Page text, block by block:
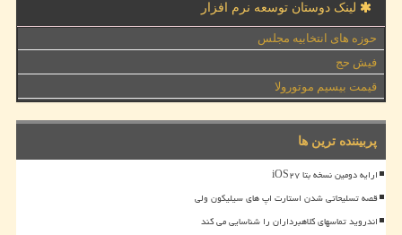
لینک دوستان توسعه نرم افزار
حوزه های انتخابیه مجلس
فیش حج
قیمت بیسیم موتورولا
پربیننده ترین ها
ارایه دومین نسخه بتا iOS۲۷
قصه تسلیحاتی شدن استارت اپ های سیلیکون ولی
اندروید تماسهای کلاهبرداران را شناسایی می کند